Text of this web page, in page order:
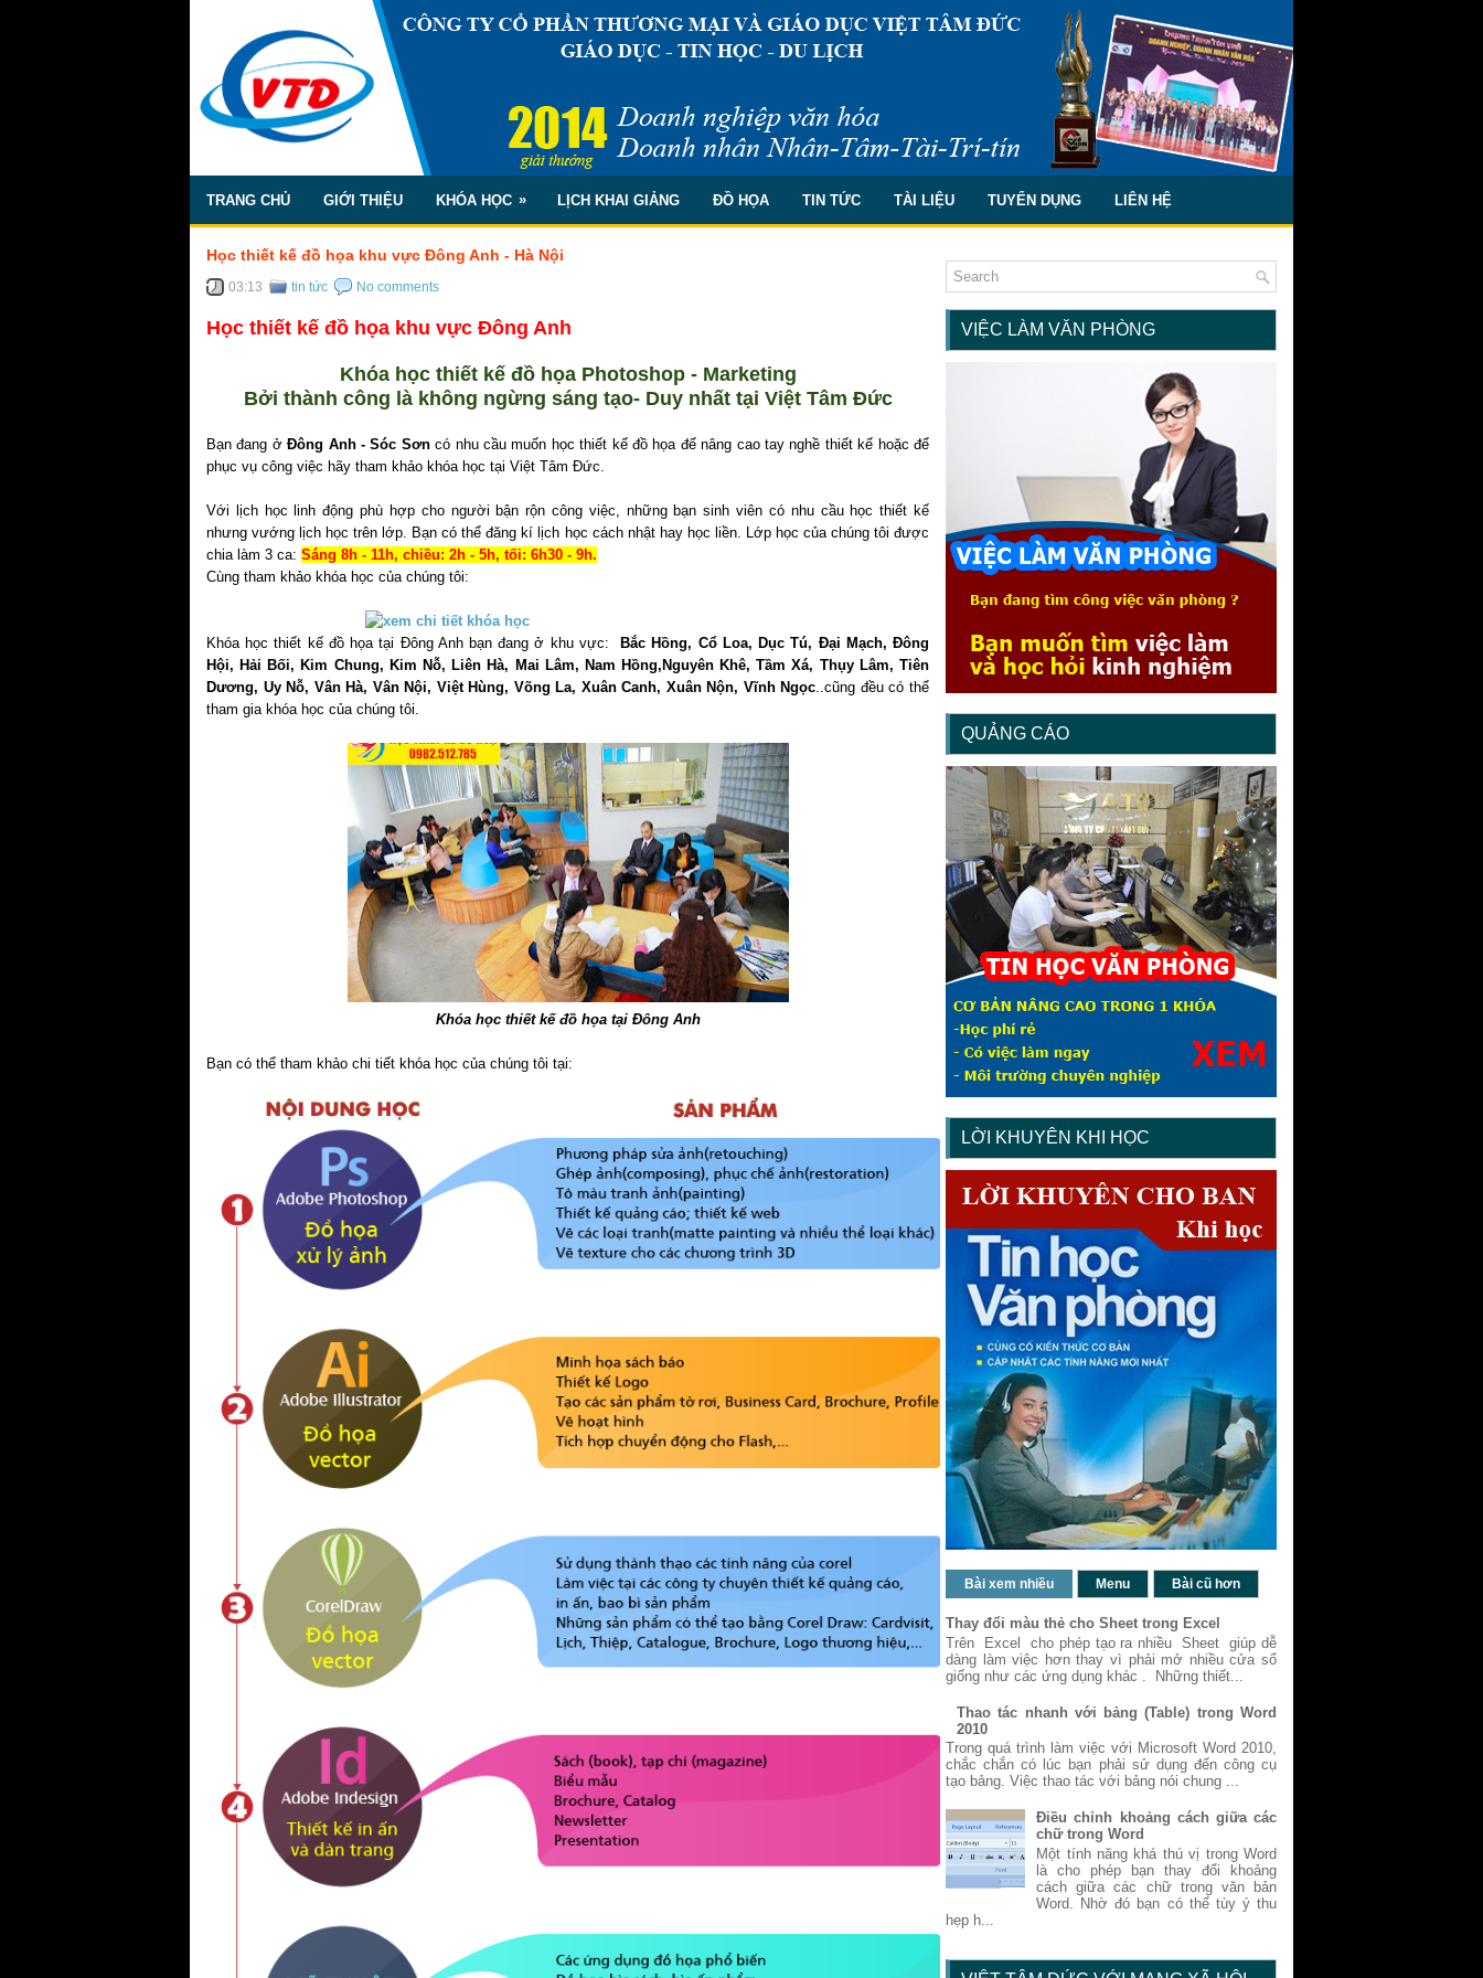
TRANG CHỦ GIỚI THIỆU KHÓA HỌC » LỊCH KHAI GIẢNG ĐỒ HỌA TIN TỨC TÀI LIỆU TUYỂN DỤNG LIÊN HỆ
Học thiết kế đồ họa khu vực Đông Anh - Hà Nội
03:13 tin tức No comments
Học thiết kế đồ họa khu vực Đông Anh
Khóa học thiết kế đồ họa Photoshop - Marketing
Bởi thành công là không ngừng sáng tạo- Duy nhất tại Việt Tâm Đức
Bạn đang ởĐông Anh - Sóc Sơncó nhu cầu muốn học thiết kế đồ họa để nâng cao tay nghề thiết kế hoặc để
phục vụ công việc hãy tham khảo khóa học tại Việt Tâm Đức.
Với lịch học linh động phù hợp cho người bận rộn công việc, những bạn sinh viên có nhu cầu học thiết kế
nhưng vướng lịch học trên lớp. Bạn có thể đăng kí lịch học cách nhật hay học liền. Lớp học của chúng tôi được
chia làm 3 ca: Sáng 8h - 11h, chiều: 2h - 5h, tối: 6h30 - 9h.
Cùng tham khảo khóa học của chúng tôi:
Khóa học thiết kế đồ họa tại Đông Anh bạn đang ở khu vực:
Bắc Hồng, Cổ Loa, Dục Tú, Đại Mạch, Đông
Hội, Hải Bối, Kim Chung, Kim Nỗ, Liên Hà, Mai Lâm, Nam Hồng,Nguyên Khê, Tầm Xá, Thụy Lâm, Tiên
Dương, Uy Nỗ, Vân Hà, Vân Nội, Việt Hùng, Võng La, Xuân Canh, Xuân Nộn, Vĩnh Ngọc..cũng đều có thể
tham gia khóa học của chúng tôi.
Khóa học thiết kế đồ họa tại Đông Anh
Bạn có thể tham khảo chi tiết khóa học của chúng tôi tại:
VIỆC LÀM VĂN PHÒNG
QUẢNG CÁO
LỜI KHUYÊN KHI HỌC
Bài xem nhiều Menu Bài cũ hơn
Thay đổi màu thẻ cho Sheet trong Excel
Trên Excel cho phép tạo ra nhiều Sheet giúp dễ
dàng làm việc hơn thay vì phải mở nhiều cửa sổ
giống như các ứng dụng khác . Những thiết...
Thao tác nhanh với bảng (Table) trong Word
2010
Trong quá trình làm việc với Microsoft Word 2010,
chắc chắn có lúc bạn phải sử dụng đến công cụ
tạo bảng. Việc thao tác với bảng nói chung ...
Điều chỉnh khoảng cách giữa các
chữ trong Word
Một tính năng khá thú vị trong Word
là cho phép bạn thay đổi khoảng
cách giữa các chữ trong văn bản
Word. Nhờ đó bạn có thể tùy ý thu
hẹp h...